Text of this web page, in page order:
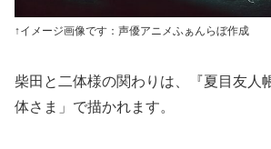
↑イメージ画像です：声優アニメふぁんらぼ作成
柴田と二体様の関わりは、『夏目友人
体さま」で描かれます。